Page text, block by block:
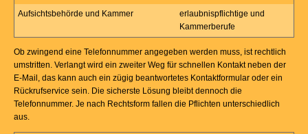
Aufsichtsbehörde und Kammer
erlaubnispflichtige und
Kammerberufe
Ob zwingend eine Telefonnummer angegeben werden muss, ist rechtlich
umstritten. Verlangt wird ein zweiter Weg für schnellen Kontakt neben der
E-Mail, das kann auch ein zügig beantwortetes Kontaktformular oder ein
Rückrufservice sein. Die sicherste Lösung bleibt dennoch die
Telefonnummer. Je nach Rechtsform fallen die Pflichten unterschiedlich
aus.